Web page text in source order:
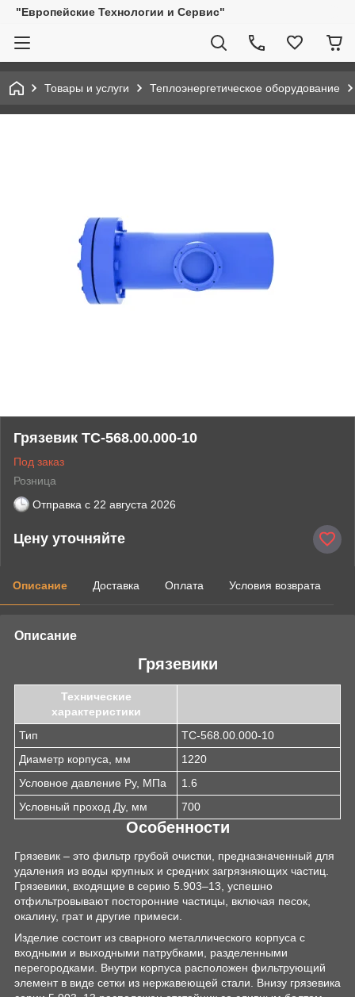
"Европейские Технологии и Сервис"
Товары и услуги Теплоэнергетическое оборудование
Грязевик ТС-568.00.000-10
Под заказ
Розница
Отправка с 22 августа 2026
Цену уточняйте
Описание Доставка Оплата Условия возврата
Описание
Грязевики
Технические
характеристики
Тип
ТС-568.00.000-10
Диаметр корпуса, мм
1220
Условное давление Ру, МПа
1.6
Условный проход Ду, мм
700
Особенности
Грязевик – это фильтр грубой очистки, предназначенный для
удаления из воды крупных и средних загрязняющих частиц.
Грязевики, входящие в серию 5.903–13, успешно
отфильтровывают посторонние частицы, включая песок,
окалину, грат и другие примеси.
Изделие состоит из сварного металлического корпуса с
входными и выходными патрубками, разделенными
перегородками. Внутри корпуса расположен фильтрующий
элемент в виде сетки из нержавеющей стали. Внизу грязевика